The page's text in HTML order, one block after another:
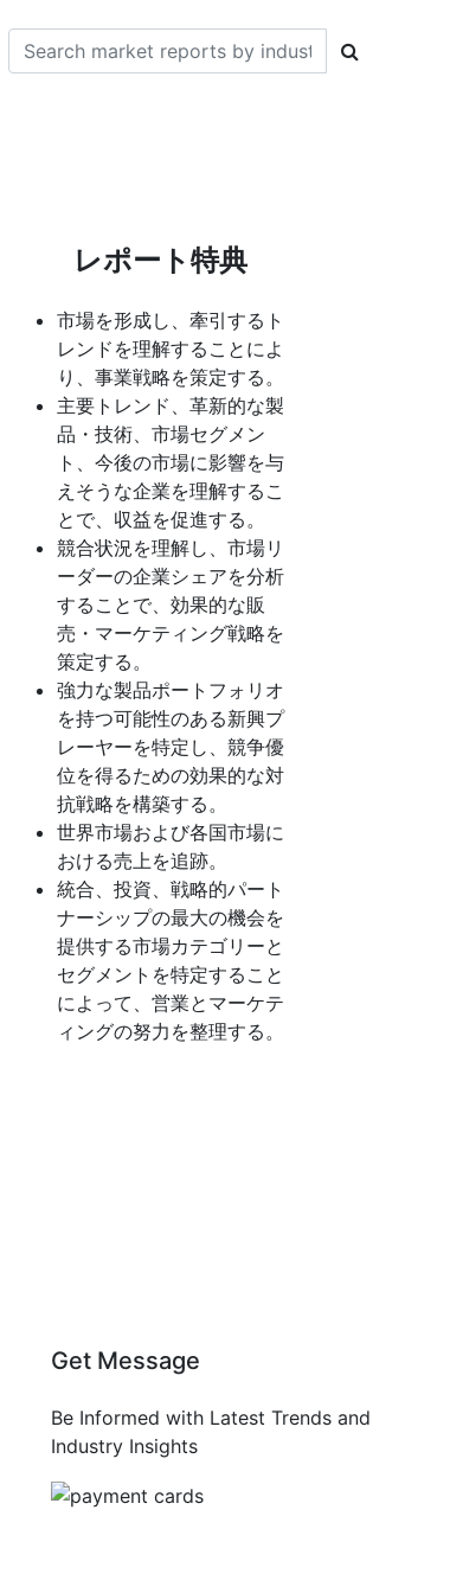
レポート特典
市場を形成し、牽引するト
レンドを理解することによ
り、事業戦略を策定する。
主要トレンド、革新的な製
品・技術、市場セグメン
ト、今後の市場に影響を与
えそうな企業を理解するこ
とで、収益を促進する。
競合状況を理解し、市場リ
ーダーの企業シェアを分析
することで、効果的な販
売・マーケティング戦略を
策定する。
強力な製品ポートフォリオ
を持つ可能性のある新興プ
レーヤーを特定し、競争優
位を得るための効果的な対
抗戦略を構築する。
世界市場および各国市場に
おける売上を追跡。
統合、投資、戦略的パート
ナーシップの最大の機会を
提供する市場カテゴリーと
セグメントを特定すること
によって、営業とマーケテ
ィングの努力を整理する。
Get Message
Be Informed with Latest Trends and
Industry Insights